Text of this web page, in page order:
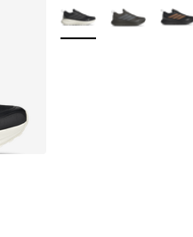
Plus de couleurs